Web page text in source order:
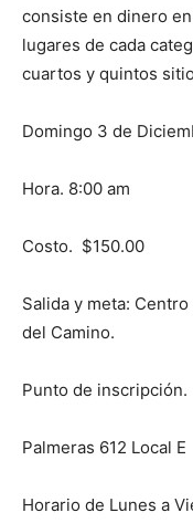
consiste en dinero
lugares de cada
cuartos y quintos
Domingo 3 de
Hora. 8:00 am
Costo. $150.00
Salida y meta:
del Camino.
Punto de inscripción.
Palmeras 612 Local E
Horario de Lunes a